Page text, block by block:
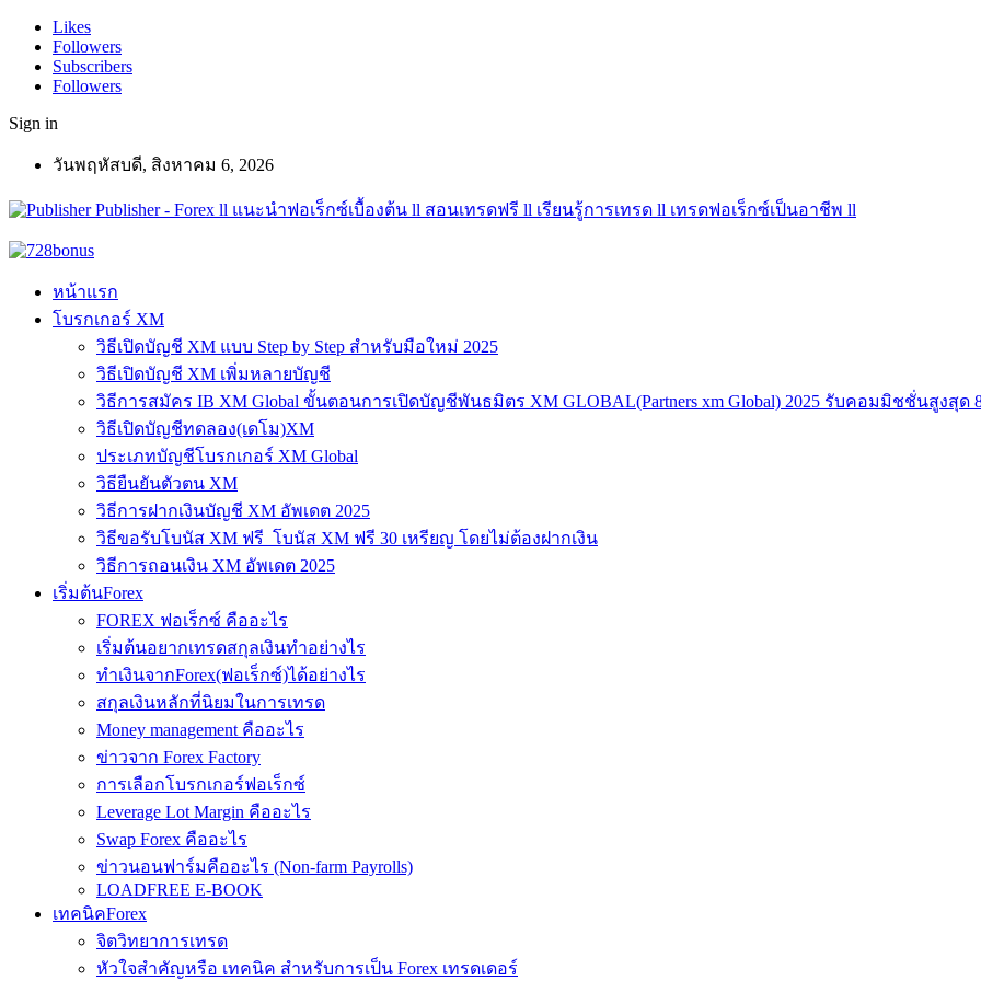
Likes
Followers
Subscribers
Followers
Sign in
วันพฤหัสบดี, สิงหาคม 6, 2026
Publisher - Forex ll แนะนำฟอเร็กซ์เบื้องต้น ll สอนเทรดฟรี ll เรียนรู้การเทรด ll เทรดฟอเร็กซ์เป็นอาชีพ ll
หน้าแรก
โบรกเกอร์ XM
วิธีเปิดบัญชี XM แบบ Step by Step สำหรับมือใหม่ 2025
วิธีเปิดบัญชี XM เพิ่มหลายบัญชี
วิธีการสมัคร IB XM Global ขั้นตอนการเปิดบัญชีพันธมิตร XM GLOBAL(Partners xm Global) 2025 รับคอมมิชชั่นสูงสุด
วิธีเปิดบัญชีทดลอง(เดโม)XM
ประเภทบัญชีโบรกเกอร์ XM Global
วิธียืนยันตัวตน XM
วิธีการฝากเงินบัญชี XM อัพเดต 2025
วิธีขอรับโบนัส XM ฟรี โบนัส XM ฟรี 30 เหรียญ โดยไม่ต้องฝากเงิน
วิธีการถอนเงิน XM อัพเดต 2025
เริ่มต้นForex
FOREX ฟอเร็กซ์ คืออะไร
เริ่มต้นอยากเทรดสกุลเงินทำอย่างไร
ทำเงินจากForex(ฟอเร็กซ์)ได้อย่างไร
สกุลเงินหลักที่นิยมในการเทรด
Money management คืออะไร
ข่าวจาก Forex Factory
การเลือกโบรกเกอร์ฟอเร็กซ์
Leverage Lot Margin คืออะไร
Swap Forex คืออะไร
ข่าวนอนฟาร์มคืออะไร (Non-farm Payrolls)
LOADFREE E-BOOK
เทคนิคForex
จิตวิทยาการเทรด
หัวใจสำคัญหรือ เทคนิค สำหรับการเป็น Forex เทรดเดอร์